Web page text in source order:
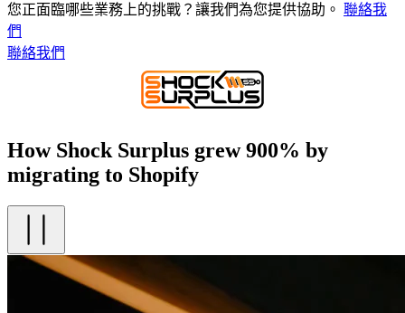
您正面臨哪些業務上的挑戰？讓我們為您提供協助。 聯絡我
們
聯絡我們
How Shock Surplus grew 900% by
migrating to Shopify